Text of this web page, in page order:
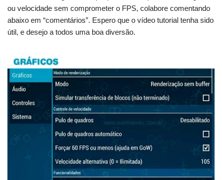
ou velocidade sem comprometer o FPS, colabore comentando
abaixo em “comentários”. Espero que o vídeo tutorial tenha sido
útil, e desejo a todos uma boa diversão.